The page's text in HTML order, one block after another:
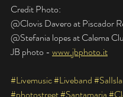
Credit Photo:
@Clovis Davero at Piscador
@Stefania lopes at Calema
JB photo - www.jbphoto.it
#Livemusic#Liveband
#photostreet#Santamaria